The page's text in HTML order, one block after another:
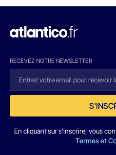
RECEVEZ NOTRE NEWSLETTER
En cliquant sur s'inscrire, vous
Termes et